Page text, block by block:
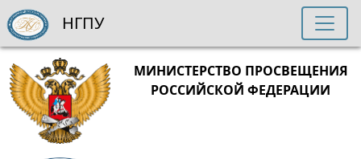
МИНИСТЕРСТВО ПРОСВЕЩЕНИЯ
РОССИЙСКОЙ ФЕДЕРАЦИИ
НГПУ